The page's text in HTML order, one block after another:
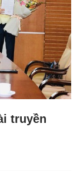
truyền